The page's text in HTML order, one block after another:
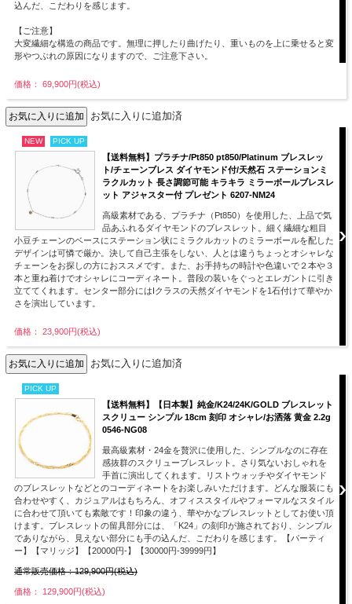
込んだ、こだわりを感じます。
【ご注意】
大変繊細な構造の商品です。無理に押したり曲げたり、重いものを上に乗せると変
形やつぶれの原因になりますので、ご注意下さい。
価格： 69,900円(税込)
お気に入りに追加済
NEW PICK UP
【送料無料】プラチナ/Pt850 pt850/Platinum ブレスレッ
ト/チェーンブレス ダイヤモンド付/天然石 ステーションミ
ラクルカット 長さ調節可能 キラキラ ミラーボールブレスレ
ット アジャスター付 プレゼント 6207-NM24
高級素材である、プラチナ（Pt850）を使用した、上品で気
品あふれるダイヤモンドのブレスレット。細く繊細な粗目
小豆チェーンのベースにステーション状にミラクルカットのミラーボールを配した
デザインは可憐で厳か。決して自己主張をしない、人とは違うちょっとオシャレな
チェーンをお探しの方におススメです。また、お手持ちの時計や色違いで２本や３
本と重ね着けでオシャレにコーディネート。普段の装いをぐっとエレガントに引き
立ててくれます。センター部分にはIクラスの天然ダイヤモンドを1石付けて華やか
さを演出しています。
価格： 23,900円(税込)
お気に入りに追加済
PICK UP
【送料無料】【日本製】純金/K24/24K/GOLD ブレスレット
スクリュー シンプル 18cm 刻印 オシャレ/お洒落 黄金 2.2g
0546-NG08
最高級素材・24金を贅沢に使用した、シンプルなのに存在
感抜群のスクリューブレスレット。さり気ないおしゃれを
手首に演出してくれます。リストウォッチやダイヤモンド
のブレスレットなどとのコーディネートをお楽しみいただけます。どんな服装にも
合わせやすく、カジュアルはもちろん、オフィススタイルやフォーマルなスタイル
に合わせて頂いても素敵です！印象の違う、華やかなブレスレットとしてお使い頂
けます。ブレスレットの留具部分には、「K24」の刻印が施されており、シンプル
でありながら、見えない部分にも手の込んだ、こだわりを感じます。【パーティ
ー】【マリッジ】【20000円-】【30000円-39999円】
通常販売価格：129,900円(税込)
価格： 129,900円(税込)